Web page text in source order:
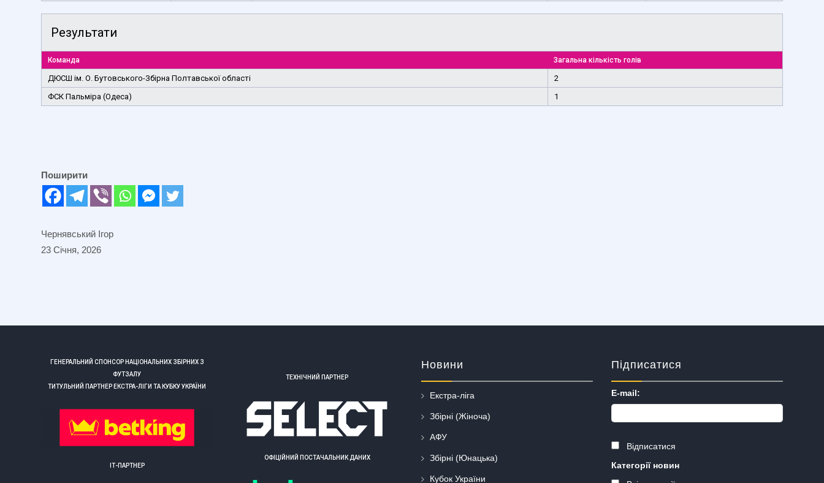
Результати
Команда Загальна кількість голів
ДЮСШ ім. О. Бутовського-Збірна Полтавської області
2
ФСК Пальміра (Одеса)
1
Поширити
Чернявський Ігор
23 Січня, 2026
ГЕНЕРАЛЬНИЙ СПОНСОР НАЦІОНАЛЬНИХ ЗБІРНИХ З
ФУТЗАЛУ
ТИТУЛЬНИЙ ПАРТНЕР ЕКСТРА-ЛІГИ ТА КУБКУ УКРАЇНИ
ІТ-ПАРТНЕР
ТЕХНІЧНИЙ ПАРТНЕР
ОФІЦІЙНИЙ ПОСТАЧАЛЬНИК ДАНИХ
Новини
Екстра-ліга
Збірні (Жіноча)
АФУ
Збірні (Юнацька)
Кубок України
Підписатися
E-mail:
Відписатися
Категорії новин